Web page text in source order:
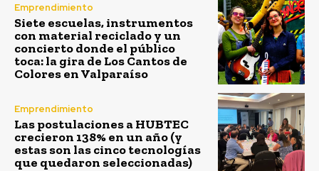
Emprendimiento
Siete escuelas, instrumentos
con material reciclado y un
concierto donde el público
toca: la gira de Los Cantos de
Colores en Valparaíso
Emprendimiento
Las postulaciones a HUBTEC
crecieron 138% en un año (y
estas son las cinco tecnologías
que quedaron seleccionadas)